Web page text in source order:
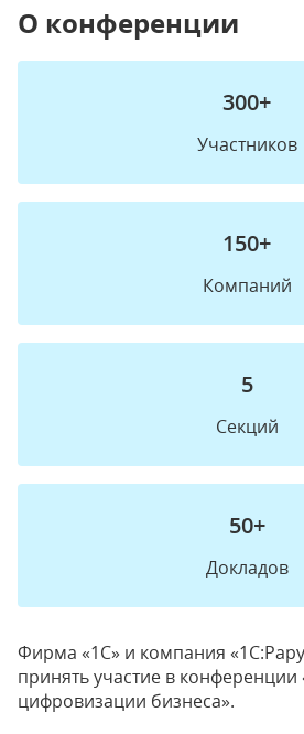
О конференции
300+
Участников
150+
Компаний
5
Секций
50+
Докладов
Фирма «1С» и компания
принять участие в
цифровизации бизнеса».